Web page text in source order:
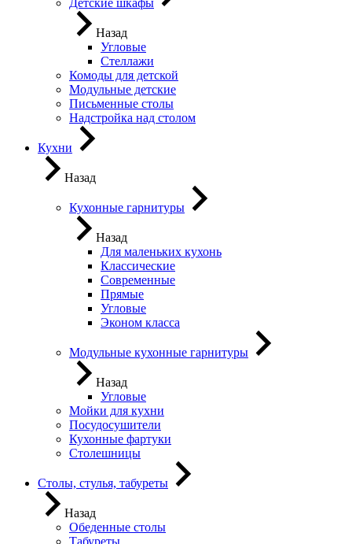
Назад
Угловые
Стеллажи
Комоды для детской
Модульные детские
Письменные столы
Надстройка над столом
Кухни
Назад
Кухонные гарнитуры
Назад
Для маленьких кухонь
Классические
Современные
Прямые
Угловые
Эконом класса
Модульные кухонные гарнитуры
Назад
Угловые
Мойки для кухни
Посудосушители
Кухонные фартуки
Столешницы
Столы, стулья, табуреты
Назад
Обеденные столы
Табуреты